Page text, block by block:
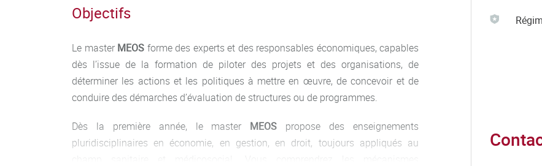
Objectifs
Le master MEOS forme des experts et des responsables économiques, capables
dès l’issue de la formation de piloter des projets et des organisations, de
déterminer les actions et les politiques à mettre en œuvre, de concevoir et de
conduire des démarches d’évaluation de structures ou de programmes.
Dès la première année, le master MEOS propose des enseignements
pluridisciplinaires en économie, en gestion, en droit, toujours appliqués au